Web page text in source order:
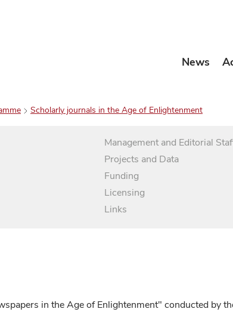
News
Scholarly journals in the Age of Enlightenment
Management and Editorial
Projects and Data
Funding
Licensing
Links
in the Age of Enlightenment" conducted by